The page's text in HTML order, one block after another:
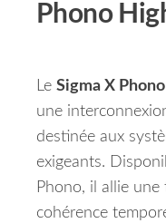
Phono
Le Sigma X Phono
une
destinée aux
exigeants.
Phono, il allie
cohérence